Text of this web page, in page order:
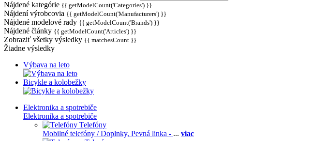
Nájdené kategórie {{ getModelCount('Categories') }}
Nájdení výrobcovia {{ getModelCount('Manufacturers') }}
Nájdené modelové rady {{ getModelCount('Brands') }}
Nájdené články {{ getModelCount('Articles') }}
Zobraziť všetky výsledky {{ matchesCount }}
Žiadne výsledky
Výbava na leto
Bicykle a kolobežky
Elektronika a spotrebiče
Elektronika a spotrebiče
Telefóny
Mobilné telefóny / Doplnky, Pevná linka - ... viac